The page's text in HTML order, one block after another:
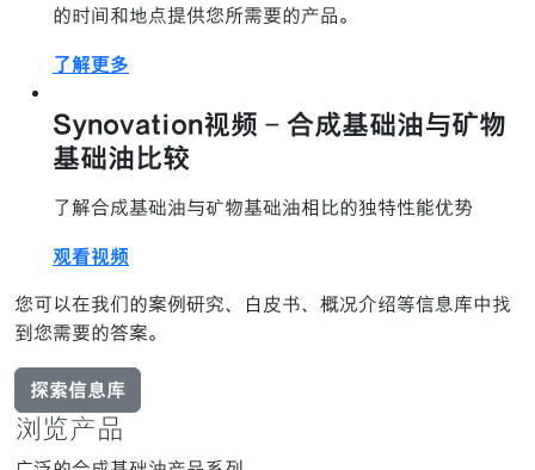
的时间和地点提供您所需要的产品。
了解更多
Synovation视频 - 合成基础油与矿物
基础油比较
了解合成基础油与矿物基础油相比的独特性能优势
观看视频
您可以在我们的案例研究、白皮书、概况介绍等信息库中找
到您需要的答案。
探索信息库
浏览产品